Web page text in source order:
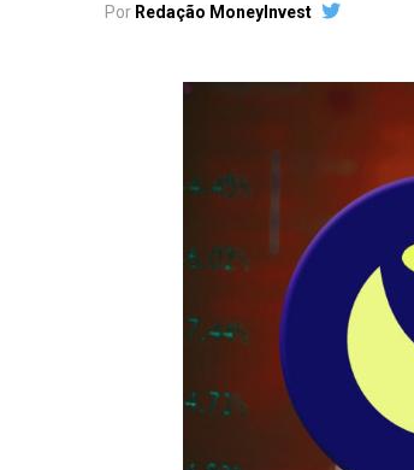
Por Redação MoneyInvest